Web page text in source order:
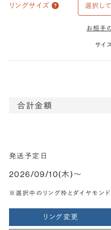
リングサイズ
お相手
サイ
合計金額
発送予定日
2026/09/10(木)〜
※選択中のリング枠とダイヤモン
リング変更